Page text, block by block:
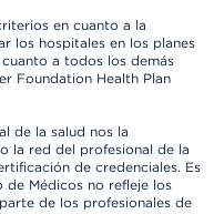
en cuanto a la
los hospitales en los planes
a todos los demás
Foundation Health Plan
de la salud nos la
la red del profesional de la
de credenciales. Es
de Médicos no refleje los
de los profesionales de